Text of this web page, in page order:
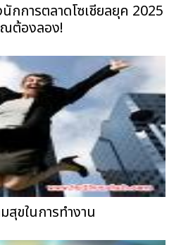
กการตลาดโซเชียลยุค 2025
ต้องลอง!
สุขในการทำงาน